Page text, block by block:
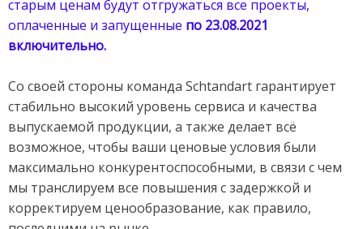
старым ценам будут отгружаться все проекты,
оплаченные и запущенные по 23.08.2021
включительно.
Со своей стороны команда Schtandart гарантирует
стабильно высокий уровень сервиса и качества
выпускаемой продукции, а также делает всё
возможное, чтобы ваши ценовые условия были
максимально конкурентоспособными, в связи с чем
мы транслируем все повышения с задержкой и
корректируем ценообразование, как правило,